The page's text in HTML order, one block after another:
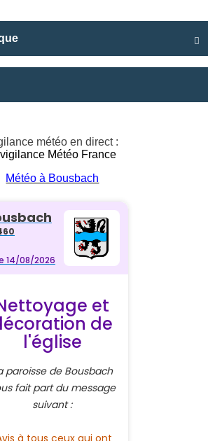

météo en direct :
Météo à Bousbach